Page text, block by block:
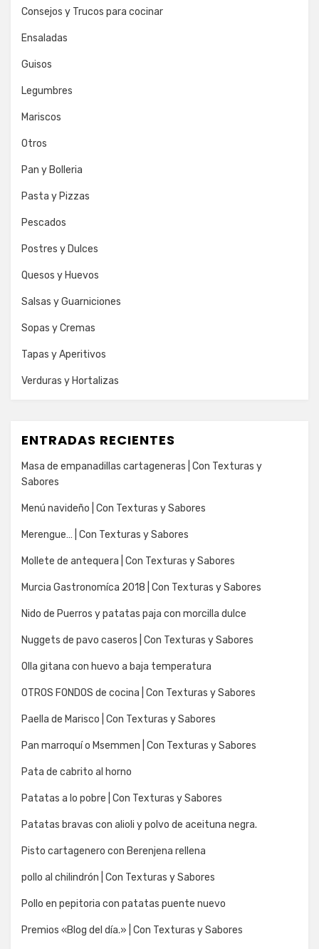
Consejos y Trucos para cocinar
Ensaladas
Guisos
Legumbres
Mariscos
Otros
Pan y Bolleria
Pasta y Pizzas
Pescados
Postres y Dulces
Quesos y Huevos
Salsas y Guarniciones
Sopas y Cremas
Tapas y Aperitivos
Verduras y Hortalizas
ENTRADAS RECIENTES
Masa de empanadillas cartageneras | Con Texturas y
Sabores
Menú navideño | Con Texturas y Sabores
Merengue… | Con Texturas y Sabores
Mollete de antequera | Con Texturas y Sabores
Murcia Gastronomíca 2018 | Con Texturas y Sabores
Nido de Puerros y patatas paja con morcilla dulce
Nuggets de pavo caseros | Con Texturas y Sabores
Olla gitana con huevo a baja temperatura
OTROS FONDOS de cocina | Con Texturas y Sabores
Paella de Marisco | Con Texturas y Sabores
Pan marroquí o Msemmen | Con Texturas y Sabores
Pata de cabrito al horno
Patatas a lo pobre | Con Texturas y Sabores
Patatas bravas con alioli y polvo de aceituna negra.
Pisto cartagenero con Berenjena rellena
pollo al chilindrón | Con Texturas y Sabores
Pollo en pepitoria con patatas puente nuevo
Premios «Blog del día.» | Con Texturas y Sabores